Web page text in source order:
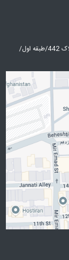
خیابان بهشتی/ابتدای مفتح شمالی/جنب مترو بهشتی/پلاک 442/طبقه اول/